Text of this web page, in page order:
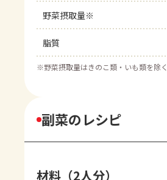
野菜摂取量※
脂質
※野菜摂取量はきのこ類・いも類を除く
副菜のレシピ
材料（2人分）